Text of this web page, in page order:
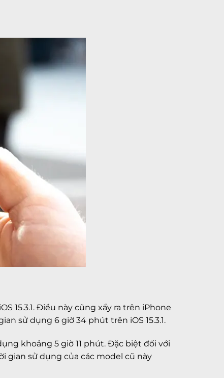
15.3.1. Điều này cũng xẩy ra trên iPhone
sử dụng 6 giờ 34 phút trên iOS 15.3.1.
khoảng 5 giờ 11 phút. Đặc biệt đối với
gian sử dụng của các model cũ này